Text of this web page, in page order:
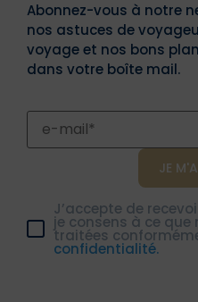
Abonnez-vous à notre
nos astuces de
voyage et nos bons
dans votre boîte mail.
J’accepte de
je consens à ce
traitées
confidentialité.